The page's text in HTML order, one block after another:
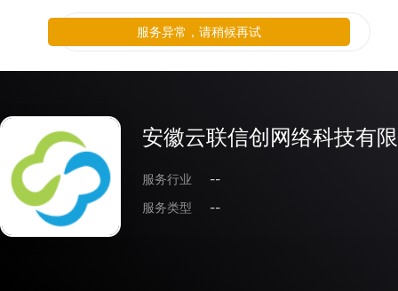
安徽云联信创网络科技有
服务行业
--
服务类型
--
服务异常，请稍候再试